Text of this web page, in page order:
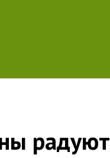
радуют